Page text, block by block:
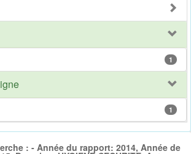
1
1
: - Année du rapport: 2014, Année de